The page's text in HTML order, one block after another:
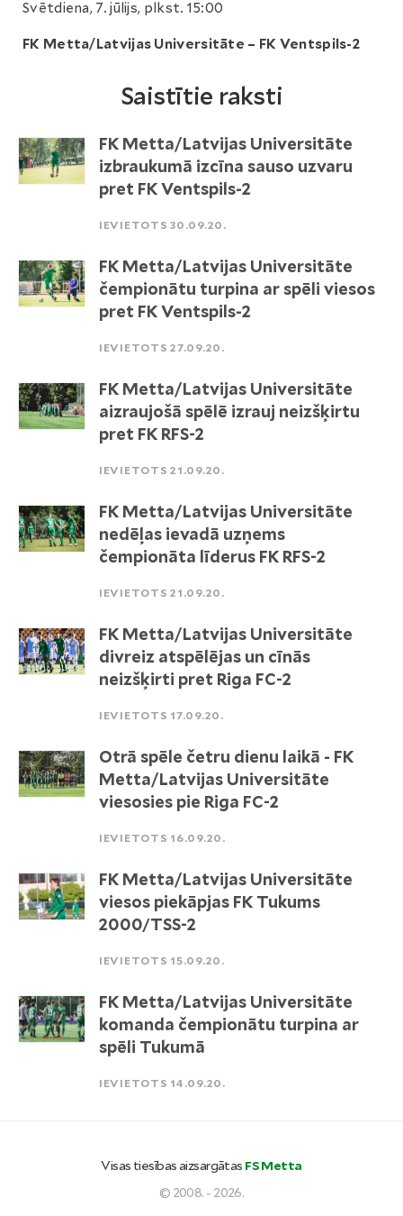
Svētdiena, 7. jūlijs, plkst. 15:00
FK Metta/Latvijas Universitāte – FK Ventspils-2
Saistītie raksti
FK Metta/Latvijas Universitāte
izbraukumā izcīna sauso uzvaru
pret FK Ventspils-2
IEVIETOTS 30.09.20.
FK Metta/Latvijas Universitāte
čempionātu turpina ar spēli viesos
pret FK Ventspils-2
IEVIETOTS 27.09.20.
FK Metta/Latvijas Universitāte
aizraujošā spēlē izrauj neizšķirtu
pret FK RFS-2
IEVIETOTS 21.09.20.
FK Metta/Latvijas Universitāte
nedēļas ievadā uzņems
čempionāta līderus FK RFS-2
IEVIETOTS 21.09.20.
FK Metta/Latvijas Universitāte
divreiz atspēlējas un cīnās
neizšķirti pret Riga FC-2
IEVIETOTS 17.09.20.
Otrā spēle četru dienu laikā - FK
Metta/Latvijas Universitāte
viesosies pie Riga FC-2
IEVIETOTS 16.09.20.
FK Metta/Latvijas Universitāte
viesos piekāpjas FK Tukums
2000/TSS-2
IEVIETOTS 15.09.20.
FK Metta/Latvijas Universitāte
komanda čempionātu turpina ar
spēli Tukumā
IEVIETOTS 14.09.20.
Visas tiesības aizsargātas FS Metta
© 2008. - 2026.